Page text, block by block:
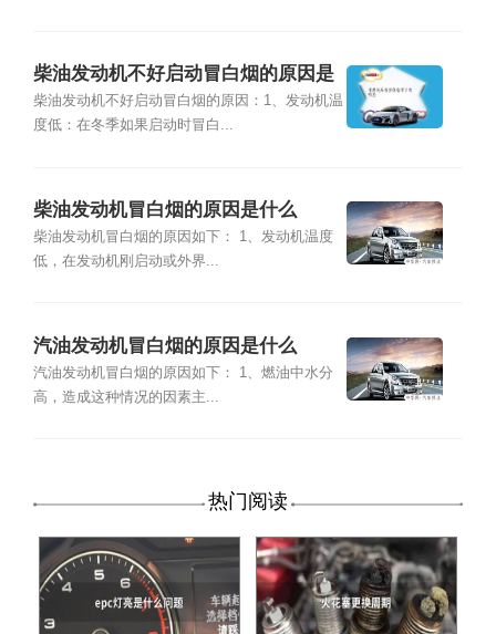
柴油发动机不好启动冒白烟的原因是
什么？
柴油发动机不好启动冒白烟的原因：1、发动机温
度低：在冬季如果启动时冒白...
柴油发动机冒白烟的原因是什么
柴油发动机冒白烟的原因如下： 1、发动机温度
低，在发动机刚启动或外界...
汽油发动机冒白烟的原因是什么
汽油发动机冒白烟的原因如下： 1、燃油中水分
高，造成这种情况的因素主...
热门阅读